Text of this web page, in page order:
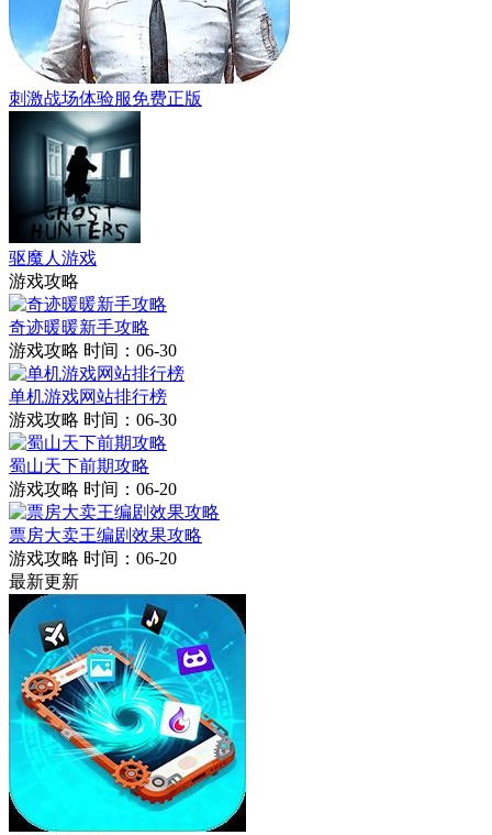
刺激战场体验服免费正版
驱魔人游戏
游戏攻略
奇迹暖暖新手攻略
游戏攻略 时间：06-30
单机游戏网站排行榜
游戏攻略 时间：06-30
蜀山天下前期攻略
游戏攻略 时间：06-20
票房大卖王编剧效果攻略
游戏攻略 时间：06-20
最新更新